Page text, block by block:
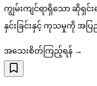
ကျွမ်းကျင်ရာရှိသော ဆိုရှ
နှင်းခြင်းနှင့် ကုသမှုကို အ
အသေးစိတ်ကြည့်ရန် →